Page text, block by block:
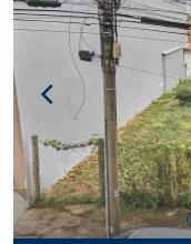
patrimonial. Agende sua visita e conheça esta
excelente